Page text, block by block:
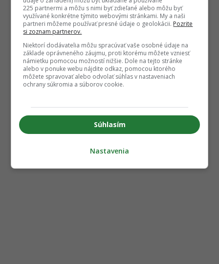
225 partnermi a môžu s nimi byť zdieľané alebo môžu byť
využívané konkrétne týmito webovými stránkami. My a naši
partneri môžeme používať presné údaje o geolokácii. Pozrite
si zoznam partnerov.
Niektorí dodávatelia môžu spracúvať vaše osobné údaje na
základe oprávneného záujmu, proti ktorému môžete vzniesť
námietku pomocou možností nižšie. Dole na tejto stránke
alebo v ponuke webu nájdite odkaz, pomocou ktorého
môžete spravovať alebo odvolať súhlas v nastaveniach
ochrany súkromia a súborov cookie.
Súhlasím
Nastavenia